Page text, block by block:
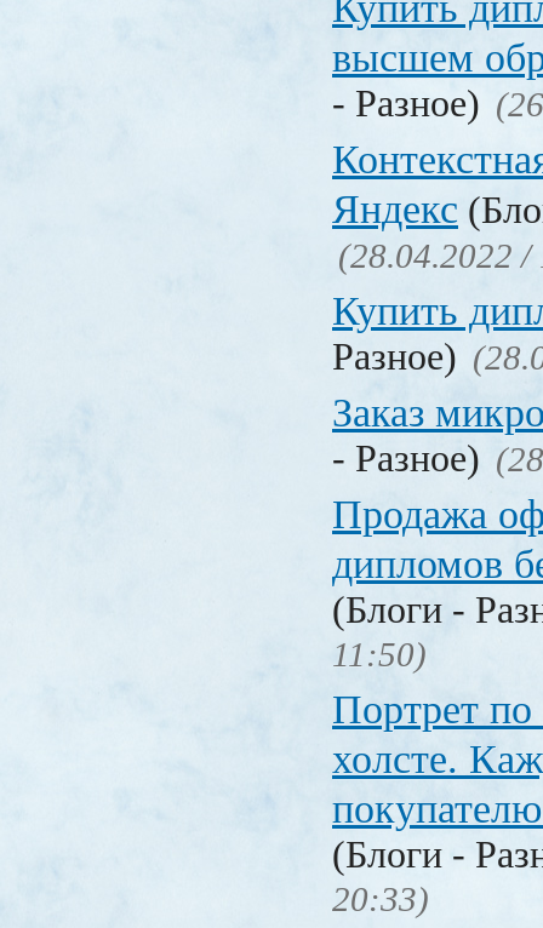
высшем
- Разное)
Яндекс
(28.04.2022 /
Купить
Разное)
Заказ
- Разное)
Продажа
дипломов
(Блоги -
11:50)
Портрет
холсте.
(Блоги -
20:33)